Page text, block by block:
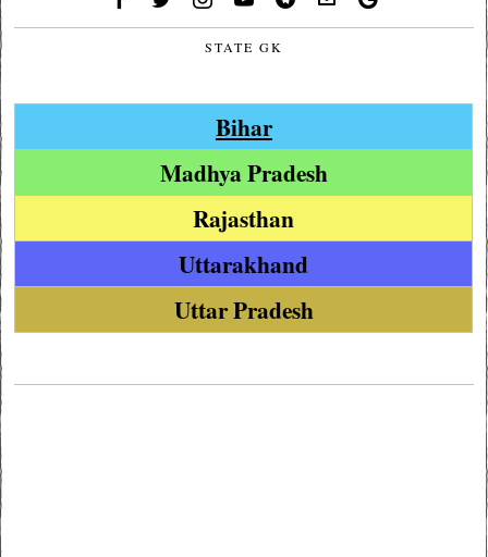
STATE GK
Bihar
Madhya Pradesh
Rajasthan
Uttarakhand
Uttar Pradesh